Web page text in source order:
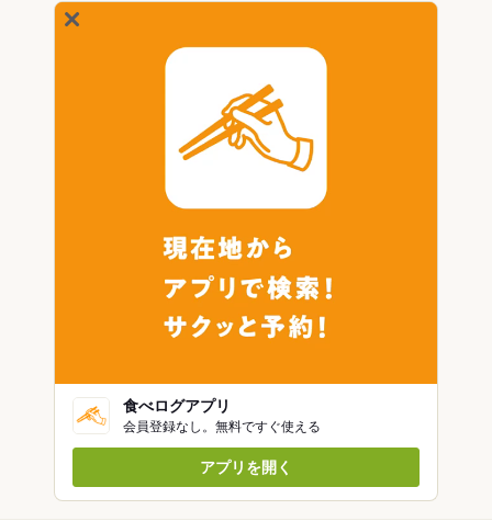
食べログアプリ
会員登録なし。無料ですぐ使える
アプリを開く